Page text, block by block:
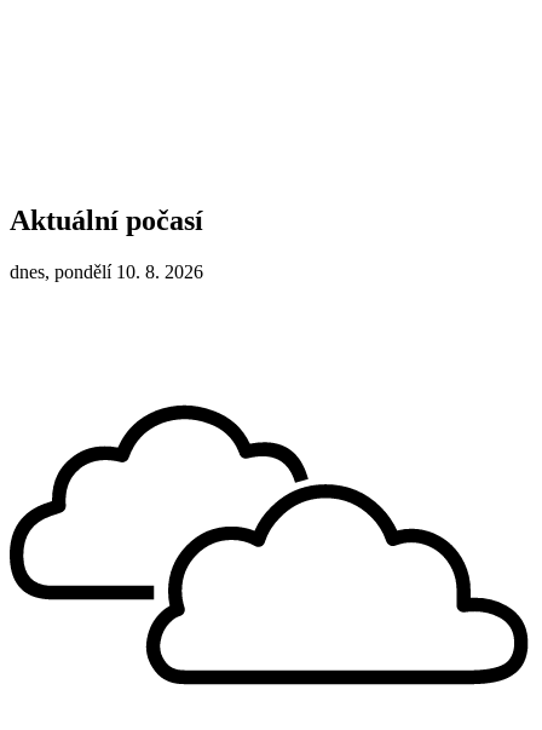
Aktuální počasí
dnes, pondělí 10. 8. 2026